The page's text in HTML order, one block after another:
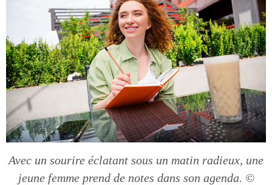
Avec un sourire éclatant sous un matin radieux, une
jeune femme prend de notes dans son agenda. ©